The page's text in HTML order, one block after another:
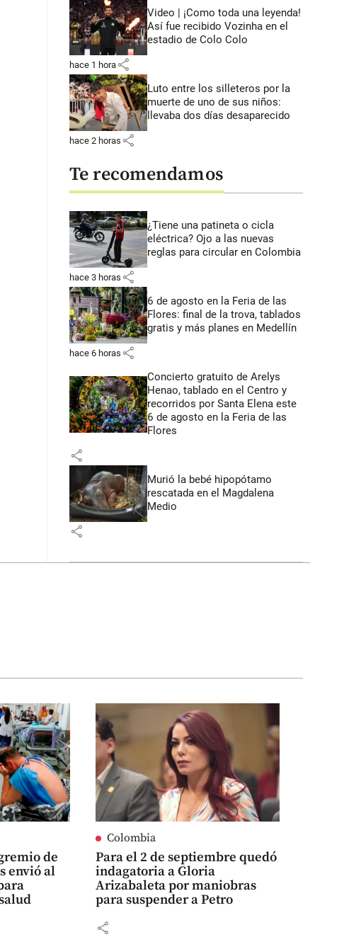
Video | ¡Como toda una leyenda!
Así fue recibido Vozinha en el
estadio de Colo Colo
hace 1 hora share
Luto entre los silleteros por la
muerte de uno de sus niños:
llevaba dos días desaparecido
hace 2 horas share
Te recomendamos
¿Tiene una patineta o cicla
eléctrica? Ojo a las nuevas
reglas para circular en Colombia
hace 3 horas share
6 de agosto en la Feria de las
Flores: final de la trova, tablados
gratis y más planes en Medellín
hace 6 horas share
Concierto gratuito de Arelys
Henao, tablado en el Centro y
recorridos por Santa Elena este
6 de agosto en la Feria de las
Flores
share
Murió la bebé hipopótamo
rescatada en el Magdalena
Medio
share
de
envió al
Colombia
Para el 2 de septiembre quedó
indagatoria a Gloria
Arizabaleta por maniobras
para suspender a Petro
share